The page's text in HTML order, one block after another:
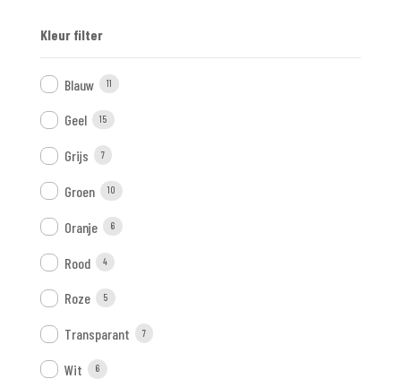
Kleur filter
Blauw 11
Geel 15
Grijs 7
Groen 10
Oranje 6
Rood 4
Roze 5
Transparant 7
Wit 6